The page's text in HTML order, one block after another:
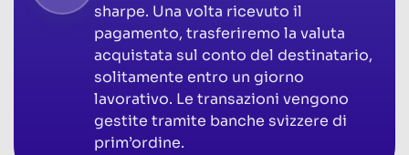
sharpe. Una volta ricevuto il
pagamento, trasferiremo la valuta
acquistata sul conto del destinatario,
solitamente entro un giorno
lavorativo. Le transazioni vengono
gestite tramite banche svizzere di
prim’ordine.